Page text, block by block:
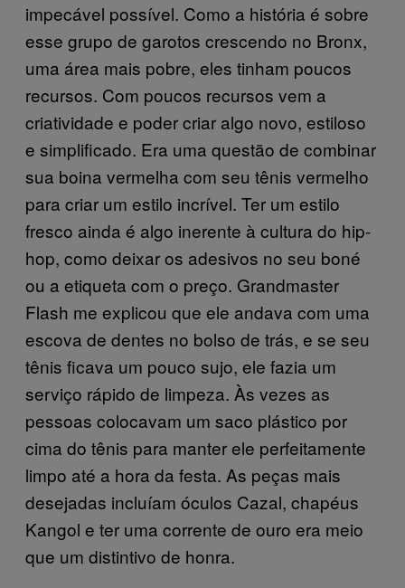
impecável possível. Como a história é sobre
esse grupo de garotos crescendo no Bronx,
uma área mais pobre, eles tinham poucos
recursos. Com poucos recursos vem a
criatividade e poder criar algo novo, estiloso
e simplificado. Era uma questão de combinar
sua boina vermelha com seu tênis vermelho
para criar um estilo incrível. Ter um estilo
fresco ainda é algo inerente à cultura do hip-
hop, como deixar os adesivos no seu boné
ou a etiqueta com o preço. Grandmaster
Flash me explicou que ele andava com uma
escova de dentes no bolso de trás, e se seu
tênis ficava um pouco sujo, ele fazia um
serviço rápido de limpeza. Às vezes as
pessoas colocavam um saco plástico por
cima do tênis para manter ele perfeitamente
limpo até a hora da festa. As peças mais
desejadas incluíam óculos Cazal, chapéus
Kangol e ter uma corrente de ouro era meio
que um distintivo de honra.